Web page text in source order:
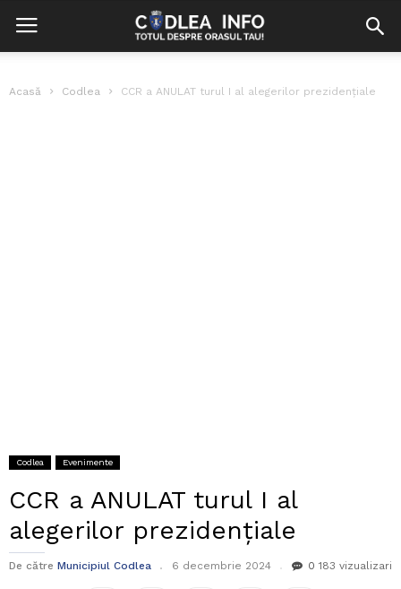
Acasă Codlea CCR a ANULAT turul I al alegerilor prezidențiale
Codlea Evenimente
CCR a ANULAT turul I al
alegerilor prezidențiale
De către Municipiul Codlea 6 decembrie 2024 0 183 vizualizari